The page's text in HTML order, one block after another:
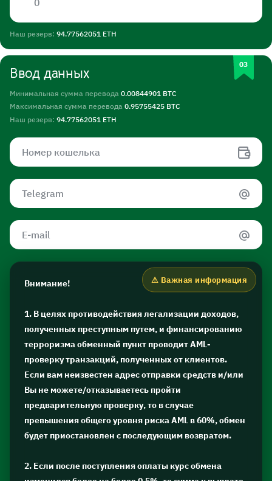
Наш резерв: 94.77562051 ETH
Ввод данных
Минимальная сумма перевода 0.00844901 BTC
Максимальная сумма перевода 0.95755425 BTC
Наш резерв: 94.77562051 ETH
Внимание!
1. В целях противодействия легализации доходов,
полученных преступным путем, и финансированию
терроризма обменный пункт проводит AML-
проверку транзакций, полученных от клиентов.
Если вам неизвестен адрес отправки средств и/или
Вы не можете/отказываетесь пройти
предварительную проверку, то в случае
превышения общего уровня риска AML в 60%, обмен
будет приостановлен с последующим возвратом.
2. Если после поступления оплаты курс обмена